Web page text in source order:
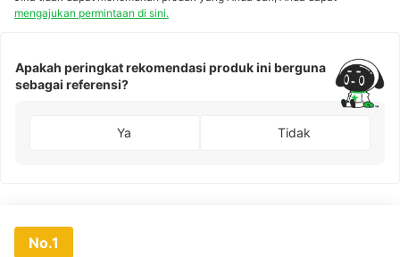
mengajukan permintaan di sini.
Apakah peringkat rekomendasi produk ini berguna
sebagai referensi?
Ya Tidak
No.1